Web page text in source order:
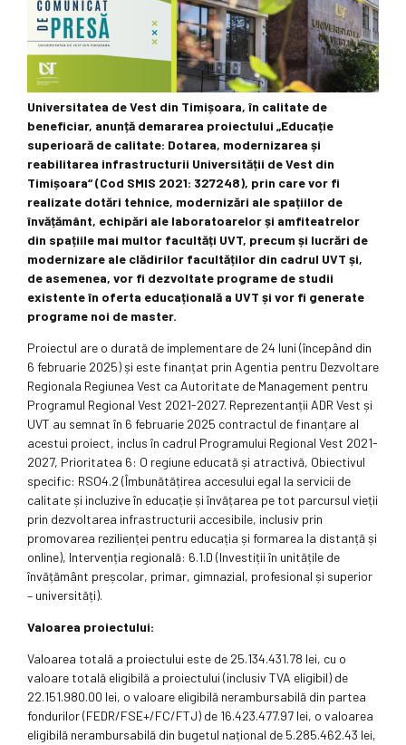
Universitatea de Vest din Timișoara, în calitate de
beneficiar, anunță demararea proiectului „Educație
superioară de calitate: Dotarea, modernizarea și
reabilitarea infrastructurii Universității de Vest din
Timișoara“(Cod SMIS 2021: 327248), prin care vor fi
realizate dotări tehnice, modernizări ale spațiilor de
învățământ, echipări ale laboratoarelor și amfiteatrelor
din spațiile mai multor facultăți UVT, precum și lucrări de
modernizare ale clădirilor facultăților din cadrul UVT și,
de asemenea, vor fi dezvoltate programe de studii
existente în oferta educațională a UVT și vor fi generate
programe noi de master.
Proiectul are o durată de implementare de 24 luni (începând din
6 februarie 2025) și este finanțat prin Agentia pentru Dezvoltare
Regionala Regiunea Vest ca Autoritate de Management pentru
Programul Regional Vest 2021-2027. Reprezentanții ADR Vest și
UVT au semnat în 6 februarie 2025 contractul de finanțare al
acestui proiect, inclus în cadrul Programului Regional Vest 2021-
2027, Prioritatea 6: O regiune educată și atractivă, Obiectivul
specific: RSO4.2 (Îmbunătățirea accesului egal la servicii de
calitate și incluzive în educație și învățarea pe tot parcursul vieții
prin dezvoltarea infrastructurii accesibile, inclusiv prin
promovarea rezilienței pentru educația și formarea la distanță și
online), Intervenția regională: 6.1.D (Investiții în unitățile de
învățământ preșcolar, primar, gimnazial, profesional și superior
– universități).
Valoarea proiectului:
Valoarea totală a proiectului este de 25.134.431.78 lei, cu o
valoare totală eligibilă a proiectului (inclusiv TVA eligibil) de
22.151.980.00 lei, o valoare eligibilă nerambursabilă din partea
fondurilor (FEDR/FSE+/FC/FTJ) de 16.423.477.97 lei, o valoarea
eligibilă nerambursabilă din bugetul național de 5.285.462.43 lei,